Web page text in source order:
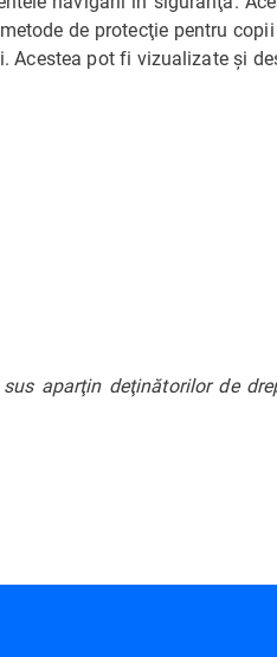
de protecţie pentru
Acestea pot fi vizualizate şi
aparţin deţinătorilor de